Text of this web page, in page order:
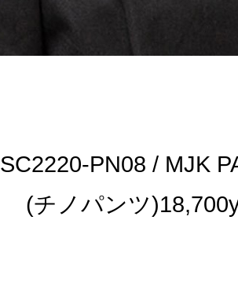
SC2220-PN08 / MJK
(チノパンツ